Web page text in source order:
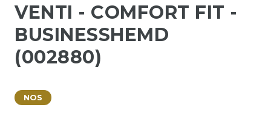
VENTI - COMFORT FIT -
BUSINESSHEMD
(002880)
NOS